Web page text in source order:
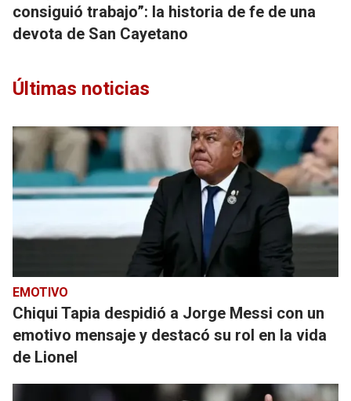
consiguió trabajo”: la historia de fe de una
devota de San Cayetano
Últimas noticias
EMOTIVO
Chiqui Tapia despidió a Jorge Messi con un
emotivo mensaje y destacó su rol en la vida
de Lionel